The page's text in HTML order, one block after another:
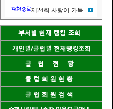
제24회 사랑이 가득